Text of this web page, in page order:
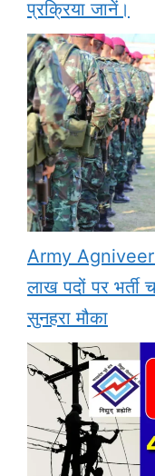
प्रक्रिया जानें।
Army
लाख पदों पर भर्ती
सुनहरा मौका